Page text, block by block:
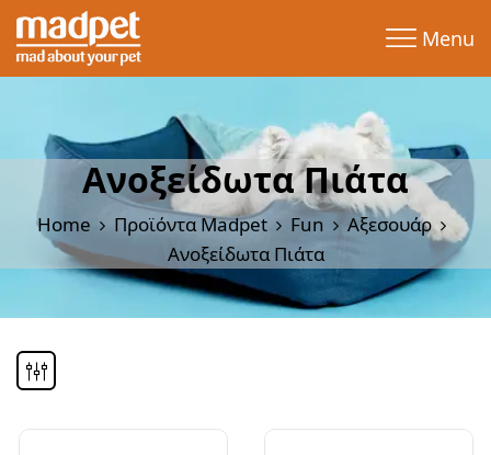
Menu
Ανοξείδωτα Πιάτα
Home Προϊόντα Madpet Fun
Αξεσουάρ
Ανοξείδωτα Πιάτα